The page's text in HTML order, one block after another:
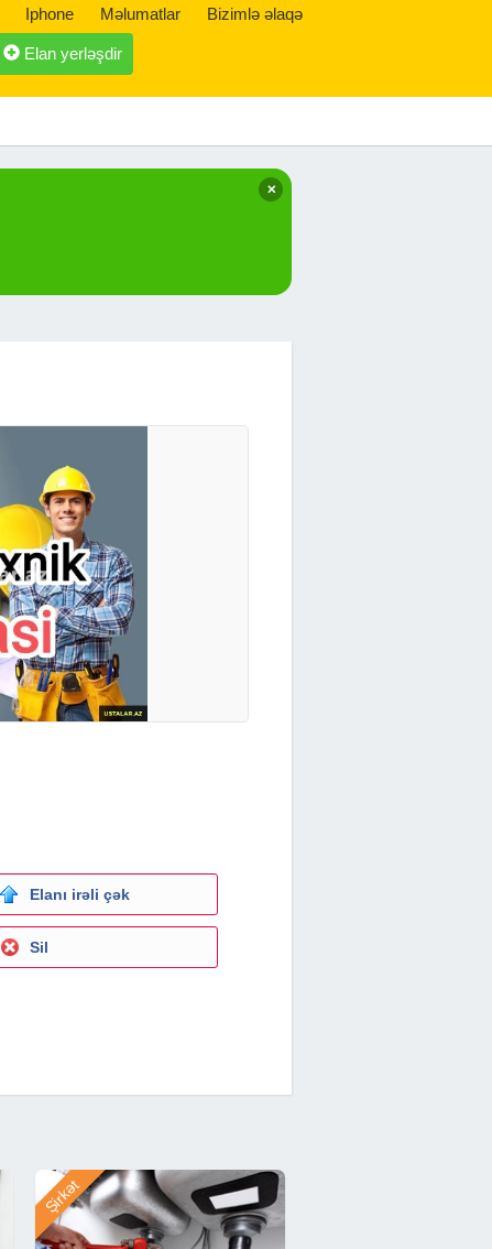
Iphone Məlumatlar Bizimlə əlaqə
Elan yerləşdir
✕
Elanı irəli çək
Sil
Şirkət